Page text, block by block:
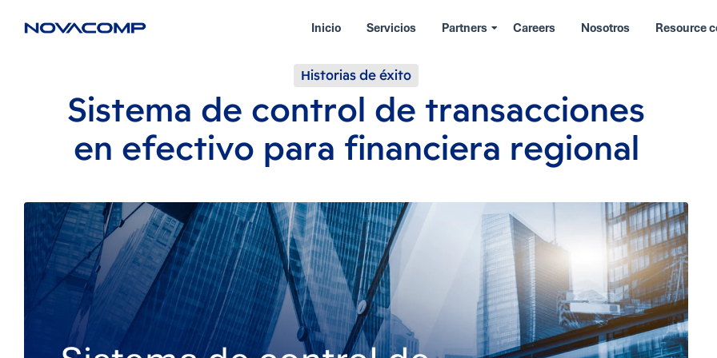
Inicio Servicios Partners Careers Nosotros Resource
Historias de éxito
Sistema de control de transacciones
en efectivo para financiera regional